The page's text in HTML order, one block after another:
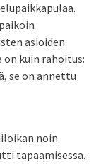
asioiden
kuin rahoitus:
se on annettu
noin
tapaamisessa.